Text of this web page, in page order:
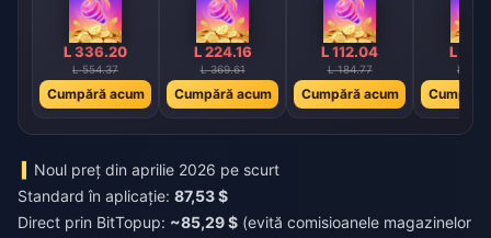
L 336.20
L 554.37
Cumpără acum
L 224.16
L 369.61
Cumpără acum
L 112.04
L 184.77
Cumpără acum
L
L
Cumpără
Noul preț din aprilie 2026 pe scurt
Standard în aplicație: 87,53 $
Direct prin BitTopup: ~85,29 $ (evită comisioanele magazinelor